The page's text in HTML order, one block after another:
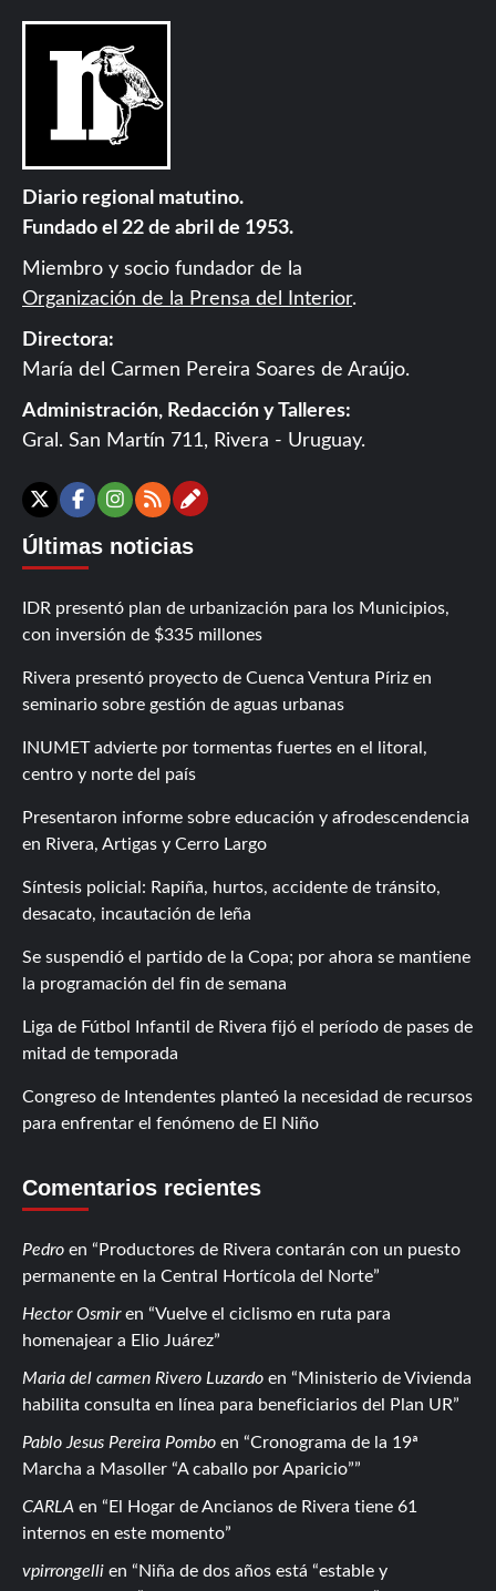
Diario regional matutino.
Fundado el 22 de abril de 1953.
Miembro y socio fundador de la
Organización de la Prensa del Interior.
Directora:
María del Carmen Pereira Soares de Araújo.
Administración, Redacción y Talleres:
Gral. San Martín 711, Rivera - Uruguay.
X Facebook
Instagram
RSSContáctanos
Últimas noticias
IDR presentó plan de urbanización para los Municipios,
con inversión de $335 millones
Rivera presentó proyecto de Cuenca Ventura Píriz en
seminario sobre gestión de aguas urbanas
INUMET advierte por tormentas fuertes en el litoral,
centro y norte del país
Presentaron informe sobre educación y afrodescendencia
en Rivera, Artigas y Cerro Largo
Síntesis policial: Rapiña, hurtos, accidente de tránsito,
desacato, incautación de leña
Se suspendió el partido de la Copa; por ahora se mantiene
la programación del fin de semana
Liga de Fútbol Infantil de Rivera fijó el período de pases de
mitad de temporada
Congreso de Intendentes planteó la necesidad de recursos
para enfrentar el fenómeno de El Niño
Comentarios recientes
Pedro en
Productores de Rivera contarán con un puesto
permanente en la Central Hortícola del Norte
Hector Osmiren
Vuelve el ciclismo en ruta para
homenajear a Elio Juárez
Maria del carmen Rivero Luzardo en
Ministerio de Vivienda
habilita consulta en línea para beneficiarios del Plan UR
Pablo Jesus Pereira Pombo en
Cronograma de la 19ª
Marcha a Masoller “A caballo por Aparicio”
CARLA en
El Hogar de Ancianos de Rivera tiene 61
internos en este momento
vpirrongelli en
Niña de dos años está “estable y